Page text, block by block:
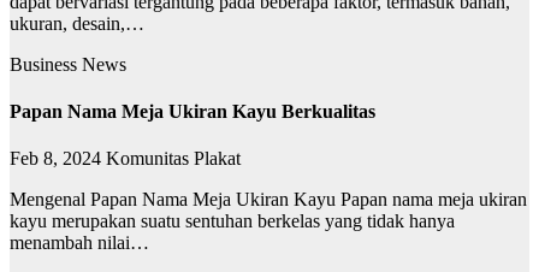
ukuran, desain,…
Business News
Papan Nama Meja Ukiran Kayu Berkualitas
Feb 8, 2024 Komunitas Plakat
Mengenal Papan Nama Meja Ukiran Kayu Papan nama meja ukiran
kayu merupakan suatu sentuhan berkelas yang tidak hanya
menambah nilai…